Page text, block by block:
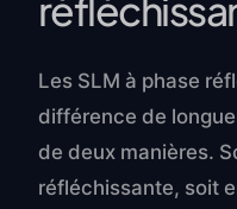
Les SLM à phase
différence de
de deux manières.
réfléchissante, soit